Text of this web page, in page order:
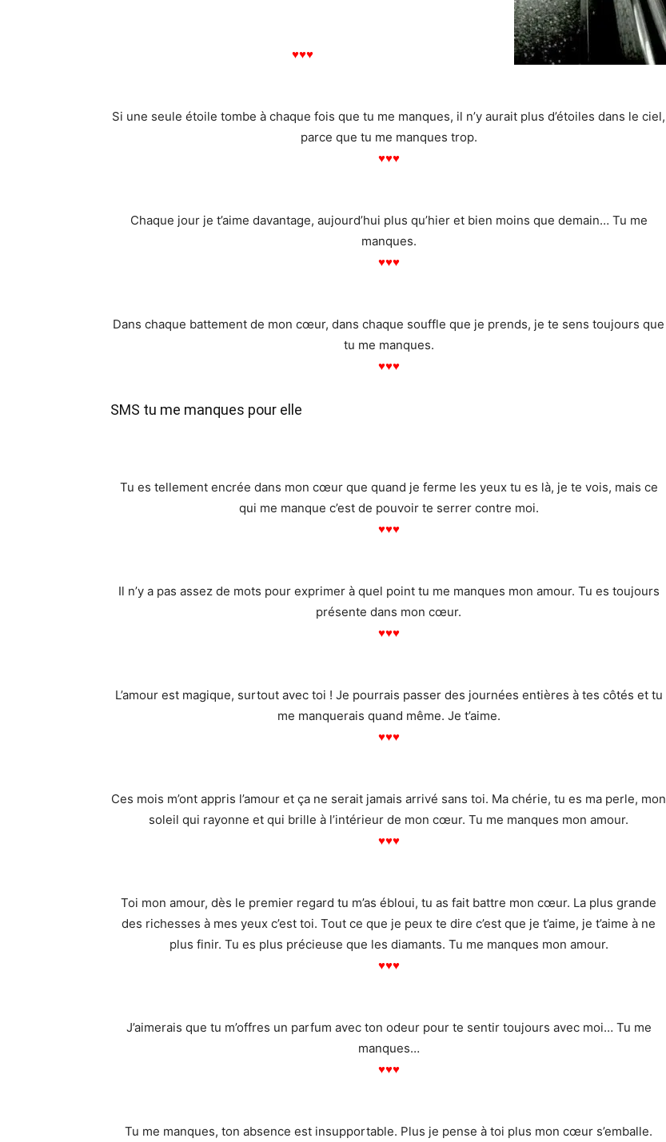
♥♥♥
Si une seule étoile tombe à chaque fois que tu me manques, il n’y aurait plus d’étoiles dans le ciel,
parce que tu me manques trop.
♥♥♥
Chaque jour je t’aime davantage, aujourd’hui plus qu’hier et bien moins que demain… Tu me
manques.
♥♥♥
Dans chaque battement de mon cœur, dans chaque souffle que je prends, je te sens toujours que
tu me manques.
♥♥♥
SMS tu me manques pour elle
Tu es tellement encrée dans mon cœur que quand je ferme les yeux tu es là, je te vois, mais ce
qui me manque c’est de pouvoir te serrer contre moi.
♥♥♥
Il n’y a pas assez de mots pour exprimer à quel point tu me manques mon amour. Tu es toujours
présente dans mon cœur.
♥♥♥
L’amour est magique, surtout avec toi ! Je pourrais passer des journées entières à tes côtés et tu
me manquerais quand même. Je t’aime.
♥♥♥
Ces mois m’ont appris l’amour et ça ne serait jamais arrivé sans toi. Ma chérie, tu es ma perle, mon
soleil qui rayonne et qui brille à l’intérieur de mon cœur. Tu me manques mon amour.
♥♥♥
Toi mon amour, dès le premier regard tu m’as ébloui, tu as fait battre mon cœur. La plus grande
des richesses à mes yeux c’est toi. Tout ce que je peux te dire c’est que je t’aime, je t’aime à ne
plus finir. Tu es plus précieuse que les diamants. Tu me manques mon amour.
♥♥♥
J’aimerais que tu m’offres un parfum avec ton odeur pour te sentir toujours avec moi… Tu me
manques…
♥♥♥
Tu me manques, ton absence est insupportable. Plus je pense à toi plus mon cœur s’emballe.